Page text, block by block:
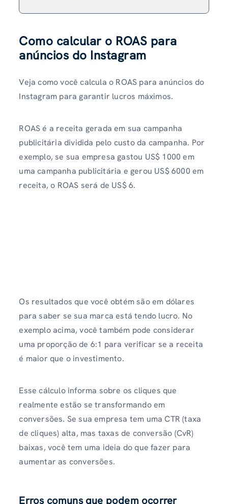
Como calcular o ROAS para
anúncios do Instagram
Veja como você calcula o ROAS para anúncios do
Instagram para garantir lucros máximos.
ROAS é a receita gerada em sua campanha
publicitária dividida pelo custo da campanha. Por
exemplo, se sua empresa gastou US$ 1000 em
uma campanha publicitária e gerou US$ 6000 em
receita, o ROAS será de US$ 6.
Os resultados que você obtém são em dólares
para saber se sua marca está tendo lucro. No
exemplo acima, você também pode considerar
uma proporção de 6:1 para verificar se a receita
é maior que o investimento.
Esse cálculo informa sobre os cliques que
realmente estão se transformando em
conversões. Se sua empresa tem uma CTR (taxa
de cliques) alta, mas taxas de conversão (CvR)
baixas, você tem uma ideia do que fazer para
aumentar as conversões.
Erros comuns que podem ocorrer